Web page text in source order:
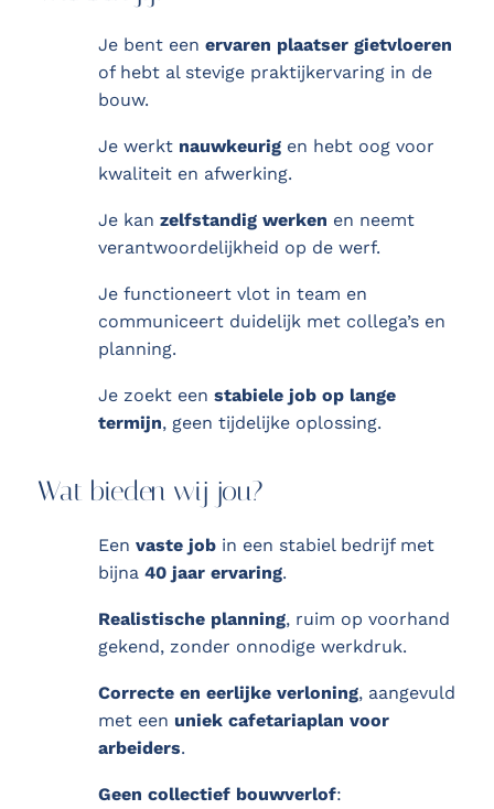
Je bent een ervaren plaatser gietvloeren
of hebt al stevige praktijkervaring in de
bouw.
Je werkt nauwkeurigen hebt oog voor
kwaliteit en afwerking.
Je kan zelfstandig werken en neemt
verantwoordelijkheid op de werf.
Je functioneert vlot in team en
communiceert duidelijk met collega’s en
planning.
Je zoekt een stabiele job op lange
termijn, geen tijdelijke oplossing.
Wat bieden wij jou?
Een vaste jobin een stabiel bedrijf met
bijna 40 jaar ervaring.
Realistische planning, ruim op voorhand
gekend, zonder onnodige werkdruk.
Correcte en eerlijke verloning, aangevuld
met een uniek cafetariaplan voor
arbeiders.
Geen collectief bouwverlof: